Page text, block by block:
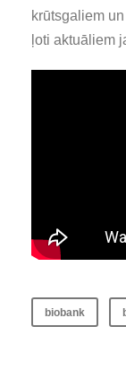
krūtsgaliem
ļoti aktuāliem
biobank